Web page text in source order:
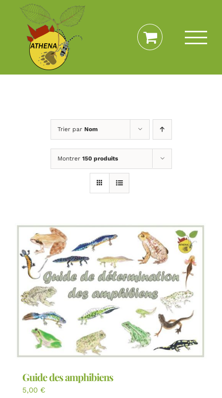
Passer
contenu
Trier par Nom
Montrer 150 produits
Guide des amphibiens
5,00 €